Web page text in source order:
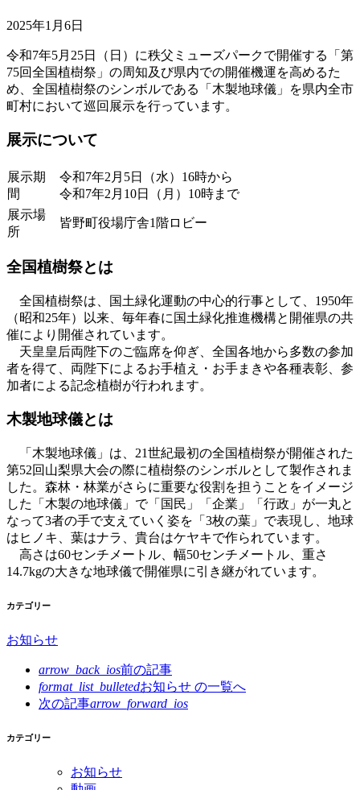
2025年1月6日
令和7年5月25日（日）に秩父ミューズパークで開催する「第
75回全国植樹祭」の周知及び県内での開催機運を高めるた
め、全国植樹祭のシンボルである「木製地球儀」を県内全市
町村において巡回展示を行っています。
展示について
展示期
間
令和7年2月5日（水）16時から
令和7年2月10日（月）10時まで
展示場
所
皆野町役場庁舎1階ロビー
全国植樹祭とは
全国植樹祭は、国土緑化運動の中心的行事として、1950年
（昭和25年）以来、毎年春に国土緑化推進機構と開催県の共
催により開催されています。
天皇皇后両陛下のご臨席を仰ぎ、全国各地から多数の参加
者を得て、両陛下によるお手植え・お手まきや各種表彰、参
加者による記念植樹が行われます。
木製地球儀とは
「木製地球儀」は、21世紀最初の全国植樹祭が開催された
第52回山梨県大会の際に植樹祭のシンボルとして製作されま
した。森林・林業がさらに重要な役割を担うことをイメージ
した「木製の地球儀」で「国民」「企業」「行政」が一丸と
なって3者の手で支えていく姿を「3枚の葉」で表現し、地球
はヒノキ、葉はナラ、貴台はケヤキで作られています。
高さは60センチメートル、幅50センチメートル、重さ
14.7kgの大きな地球儀で開催県に引き継がれています。
カテゴリー
お知らせ
arrow_back_ios前の記事
format_list_bulletedお知らせ の一覧へ
次の記事arrow_forward_ios
カテゴリー
お知らせ